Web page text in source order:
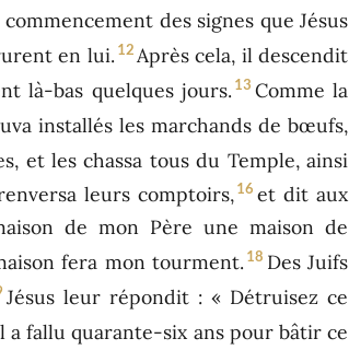
des signes que Jésus
en lui. 12Après cela, il descendit
là-bas quelques jours. 13 Comme la
installés les marchands de bœufs,
et les chassa tous du Temple, ainsi
leurs comptoirs,16 et dit aux
de mon Père une maison de
fera mon tourment. 18 Des Juifs
Jésus leur répondit : « Détruisez ce
a fallu quarante-six ans pour bâtir ce